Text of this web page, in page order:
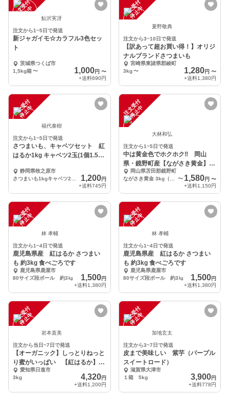
注
文
受
付
停
止
中 鮎沢実冴
注文から1~5日で発送
新ジャガイモ☆カラフル3色セッ
ト
茨城県つくば市
1,5kg箱〜 1,000円 〜
+送料690円
注
文
受
付
停
止
中
爰野敬典
注文から3~10日で発送
【訳あって超お買い得！】オリジ
ナルブランドさつまいも
宮崎県東諸県郡綾町
3kg 〜 1,280円 〜
+送料1,380円
注
文
受
付
停
止
中
福代泰樹
注文から1~5日で発送
さつまいも、キャベツセット 紅
はるか1kg キャベツ2玉(1個1.5kg
静岡県牧之原市
1,200円
+送料745円
注
文
受
付
停
止
中
大林和弘
注文から1~5日で発送
中は黄金色でホクホク‼ 岡山
県・鏡野町産【ながさき黄金】
3kg/6kg/9kg
岡山県苫田郡鏡野町
〜 1,580円 〜
+送料1,150円
注
文
受
付
停
止
中
林 孝輔
注文から1~4日で発送
鹿児島県産 紅はるか さつまい
も 約3kg 食べごろです
鹿児島県鹿屋市
80サイズ段ボール 約3㎏
1,500円
+送料1,380円
注
文
受
付
停
止
中
林 孝輔
注文から1~4日で発送
鹿児島県産 紅はるか さつまい
も 約3kg 食べごろです
鹿児島県鹿屋市
80サイズ段ボール 約3㎏
1,500円
+送料1,380円
注
文
受
付
停
止
中
岩本直美
注文から当日~7日で発送
【オーガニック】しっとりねっと
り蜜がいっぱい 【紅はるか】
3kg愛知県日進市
3kg
4,320円
+送料1,200円
注
文
受
付
停
止
中
加地玄太
注文から3~7日で発送
皮まで美味しい 紫芋（パープル
スイートロード）
滋賀県大津市
１箱 5kg
3,900円
+送料778円